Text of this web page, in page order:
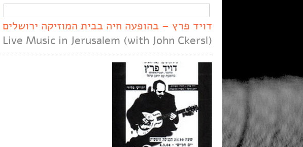
דויד פרץ – בהופעה חיה בבית המוזיקה ירושלים
Music in Jerusalem (with John Ckersl)